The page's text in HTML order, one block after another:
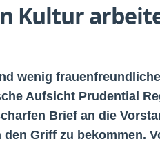
Kultur
wenig
Aufsicht Prudential
Brief an die
Griff zu bekommen.